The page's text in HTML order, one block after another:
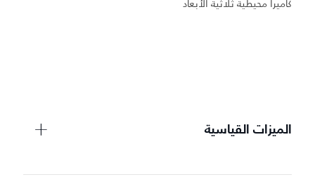
كاميرا محيطية ثلاثية الأبعاد
الميزات القياسية